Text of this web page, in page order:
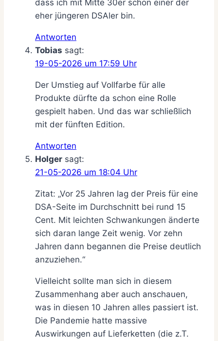
dass ich mit Mitte 30er schon einer der
eher jüngeren DSAler bin.
Antworten
Tobias sagt:
19-05-2026 um 17:59 Uhr
Der Umstieg auf Vollfarbe für alle
Produkte dürfte da schon eine Rolle
gespielt haben. Und das war schließlich
mit der fünften Edition.
Antworten
Holger sagt:
21-05-2026 um 18:04 Uhr
Zitat: „Vor 25 Jahren lag der Preis für eine
DSA-Seite im Durchschnitt bei rund 15
Cent. Mit leichten Schwankungen änderte
sich daran lange Zeit wenig. Vor zehn
Jahren dann begannen die Preise deutlich
anzuziehen.“
Vielleicht sollte man sich in diesem
Zusammenhang aber auch anschauen,
was in diesen 10 Jahren alles passiert ist.
Die Pandemie hatte massive
Auswirkungen auf Lieferketten (die z.T.